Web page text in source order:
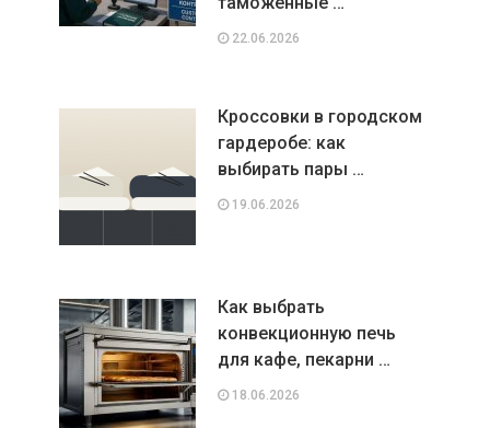
22.06.2026
Кроссовки в городском
гардеробе: как
выбирать пары …
19.06.2026
Как выбрать
конвекционную печь
для кафе, пекарни …
18.06.2026